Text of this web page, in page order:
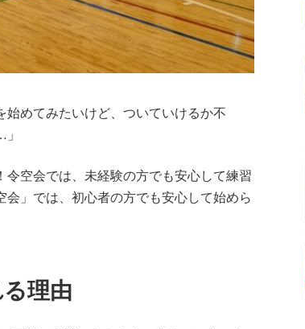
めてみたいけど、ついていけるか不
空会では、未経験の方でも安心して練習
」では、初心者の方でも安心して始めら
理由